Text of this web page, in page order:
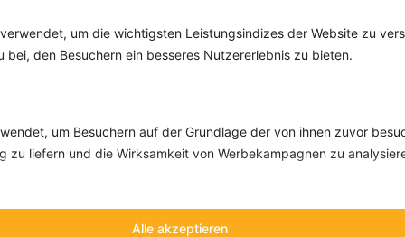
um die wichtigsten Leistungsindizes der Website zu
bei, den Besuchern ein besseres Nutzererlebnis zu bieten.
um Besuchern auf der Grundlage der von ihnen zuvor
zu liefern und die Wirksamkeit von Werbekampagnen zu
Alle akzeptieren
Flammkuchen mit Zwiebel- und Schinkenwürfeln und Tomatensalat
Kohlehydrate:60 g